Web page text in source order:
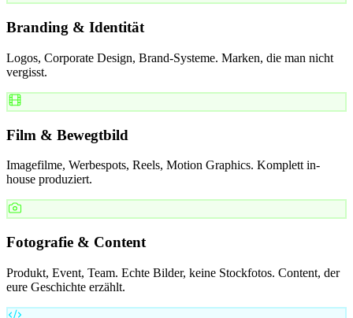
Branding & Identität
Logos, Corporate Design, Brand-Systeme. Marken, die man nicht
vergisst.
Film & Bewegtbild
Imagefilme, Werbespots, Reels, Motion Graphics. Komplett in-
house produziert.
Fotografie & Content
Produkt, Event, Team. Echte Bilder, keine Stockfotos. Content, der
eure Geschichte erzählt.